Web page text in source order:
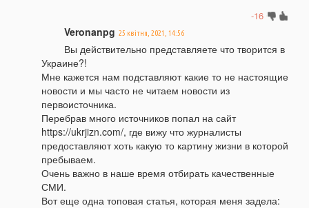
-16
Veronanpg 25 квітня, 2021, 14:56
Вы действительно представляете что творится в
Украине?!
Мне кажется нам подставляют какие то не настоящие
новости и мы часто не читаем новости из
первоисточника.
Перебрав много источников попал на сайт
https://ukrjizn.com/, где вижу что журналисты
предоставляют хоть какую то картину жизни в которой
пребываем.
Очень важно в наше время отбирать качественные
СМИ.
Вот еще одна топовая статья, которая меня задела: